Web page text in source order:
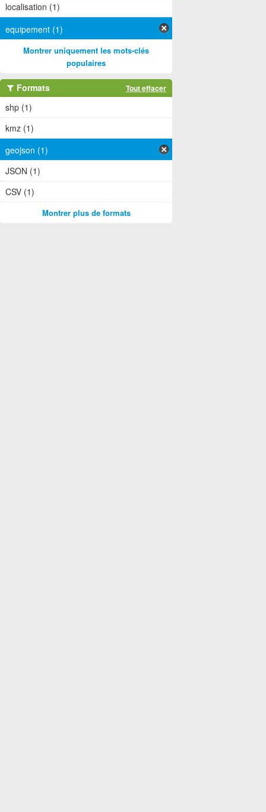
localisation (1)
equipement (1)
Montrer uniquement les mots-clés
populaires
Formats Tout effacer
shp (1)
kmz (1)
geojson (1)
JSON (1)
CSV (1)
Montrer plus de formats